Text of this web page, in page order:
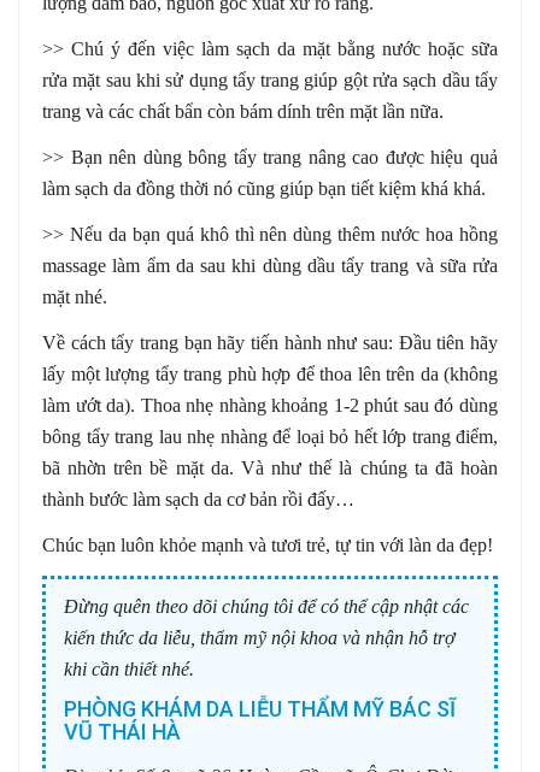
>> Chú ý đến việc làm sạch da mặt bằng nước hoặc sữa
rửa mặt sau khi sử dụng tẩy trang giúp gột rửa sạch dầu tẩy
trang và các chất bẩn còn bám dính trên mặt lần nữa.
>> Bạn nên dùng bông tẩy trang nâng cao được hiệu quả
làm sạch da đồng thời nó cũng giúp bạn tiết kiệm khá khá.
>> Nếu da bạn quá khô thì nên dùng thêm nước hoa hồng
massage làm ẩm da sau khi dùng dầu tẩy trang và sữa rửa
mặt nhé.
Về cách tẩy trang bạn hãy tiến hành như sau: Đầu tiên hãy
lấy một lượng tẩy trang phù hợp để thoa lên trên da (không
làm ướt da). Thoa nhẹ nhàng khoảng 1-2 phút sau đó dùng
bông tẩy trang lau nhẹ nhàng để loại bỏ hết lớp trang điểm,
bã nhờn trên bề mặt da. Và như thế là chúng ta đã hoàn
thành bước làm sạch da cơ bản rồi đấy…
Chúc bạn luôn khỏe mạnh và tươi trẻ, tự tin với làn da đẹp!
Đừng quên theo dõi chúng tôi để có thể cập nhật các
kiến thức da liễu, thẩm mỹ nội khoa và nhận hỗ trợ
khi cần thiết nhé.
PHÒNG KHÁM DA LIỄU THẨM MỸ BÁC SĨ
VŨ THÁI HÀ